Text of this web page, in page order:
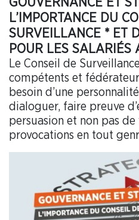
L’IMPORTANCE DU
SURVEILLANCE * ET
POUR LES SALARIÉS
Le Conseil de
compétents et
besoin d’une
dialoguer, faire preuve
persuasion et non pas
provocations en tout